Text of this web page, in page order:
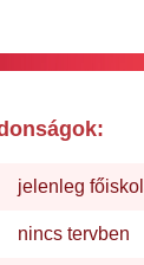
jelenleg
nincs tervben